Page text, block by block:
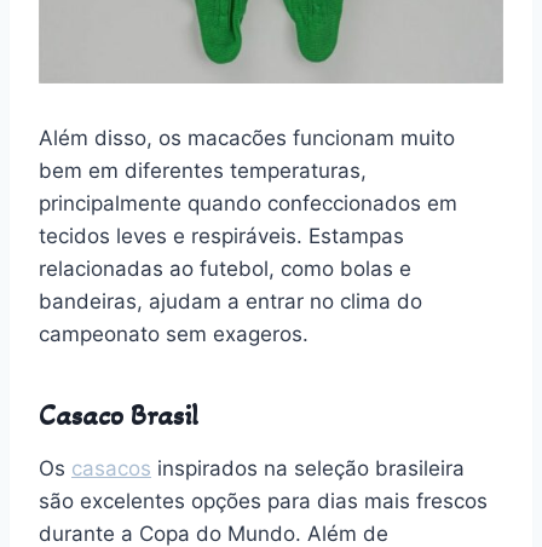
Além disso, os macacões funcionam muito
bem em diferentes temperaturas,
principalmente quando confeccionados em
tecidos leves e respiráveis. Estampas
relacionadas ao futebol, como bolas e
bandeiras, ajudam a entrar no clima do
campeonato sem exageros.
Casaco Brasil
Os casacos inspirados na seleção brasileira
são excelentes opções para dias mais frescos
durante a Copa do Mundo. Além de